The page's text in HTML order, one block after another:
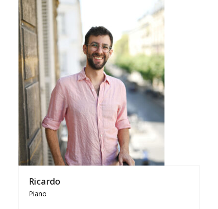
Ricardo
Piano